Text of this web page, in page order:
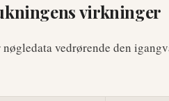
virkninger
vedrørende den